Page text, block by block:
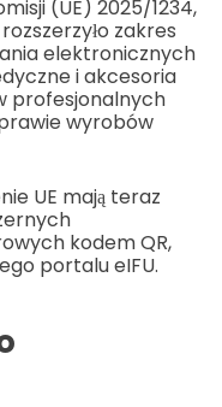
(UE) 2025/1234,
zakres
elektronicznych
i akcesoria
profesjonalnych
wyrobów
UE mają teraz
kodem QR,
portalu eIFU.